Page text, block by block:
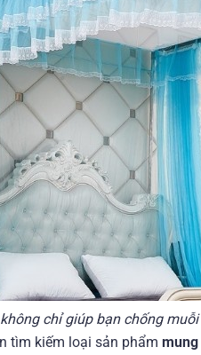
chỉ giúp bạn chống
tìm kiếm loại sản phẩm